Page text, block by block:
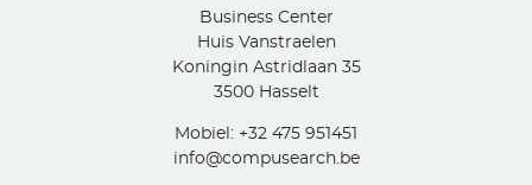
Business Center
Huis Vanstraelen
Koningin Astridlaan 35
3500 Hasselt
Mobiel: +32 475 951451
info@compusearch.be